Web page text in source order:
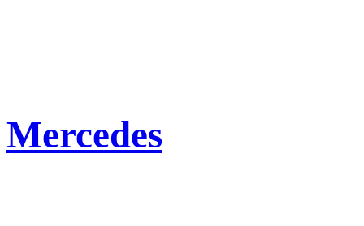
Mercedes